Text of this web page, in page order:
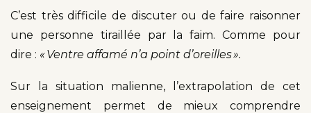
C’est très difficile de discuter ou de faire raisonner
une personne tiraillée par la faim. Comme pour
dire : « Ventre affamé n’a point d’oreilles ».
Sur la situation malienne, l’extrapolation de cet
enseignement permet de mieux comprendre